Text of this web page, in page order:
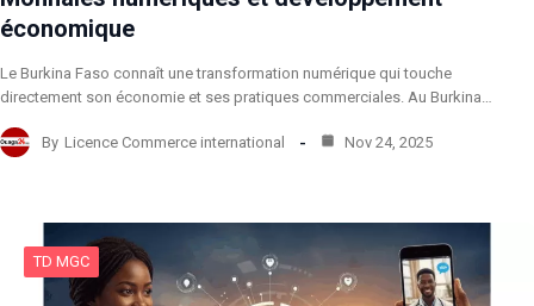
économique
Le Burkina Faso connaît une transformation numérique qui touche
directement son économie et ses pratiques commerciales. Au Burkina…
By Licence Commerce international Nov 24, 2025
TD MGC